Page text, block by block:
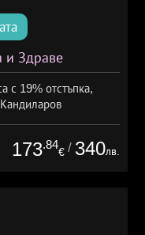
и Здраве
с 19% отстъпка,
173.84
€ / 340лв.